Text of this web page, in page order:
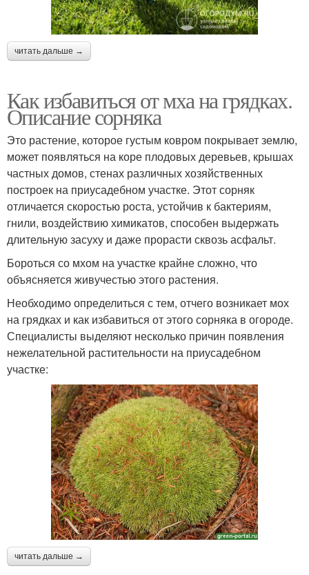
читать дальше →
Как избавиться от мха на грядках.
Описание сорняка
Это растение, которое густым ковром покрывает землю,
может появляться на коре плодовых деревьев, крышах
частных домов, стенах различных хозяйственных
построек на приусадебном участке. Этот сорняк
отличается скоростью роста, устойчив к бактериям,
гнили, воздействию химикатов, способен выдержать
длительную засуху и даже прорасти сквозь асфальт.
Бороться со мхом на участке крайне сложно, что
объясняется живучестью этого растения.
Необходимо определиться с тем, отчего возникает мох
на грядках и как избавиться от этого сорняка в огороде.
Специалисты выделяют несколько причин появления
нежелательной растительности на приусадебном
участке:
читать дальше →